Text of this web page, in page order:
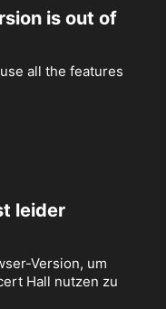
is out of
all the features
leider
Version, um
Hall nutzen zu